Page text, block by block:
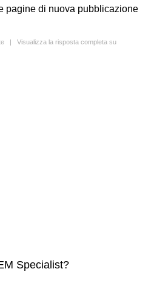
pagine di nuova pubblicazione
| Visualizza la risposta completa su
Specialist?